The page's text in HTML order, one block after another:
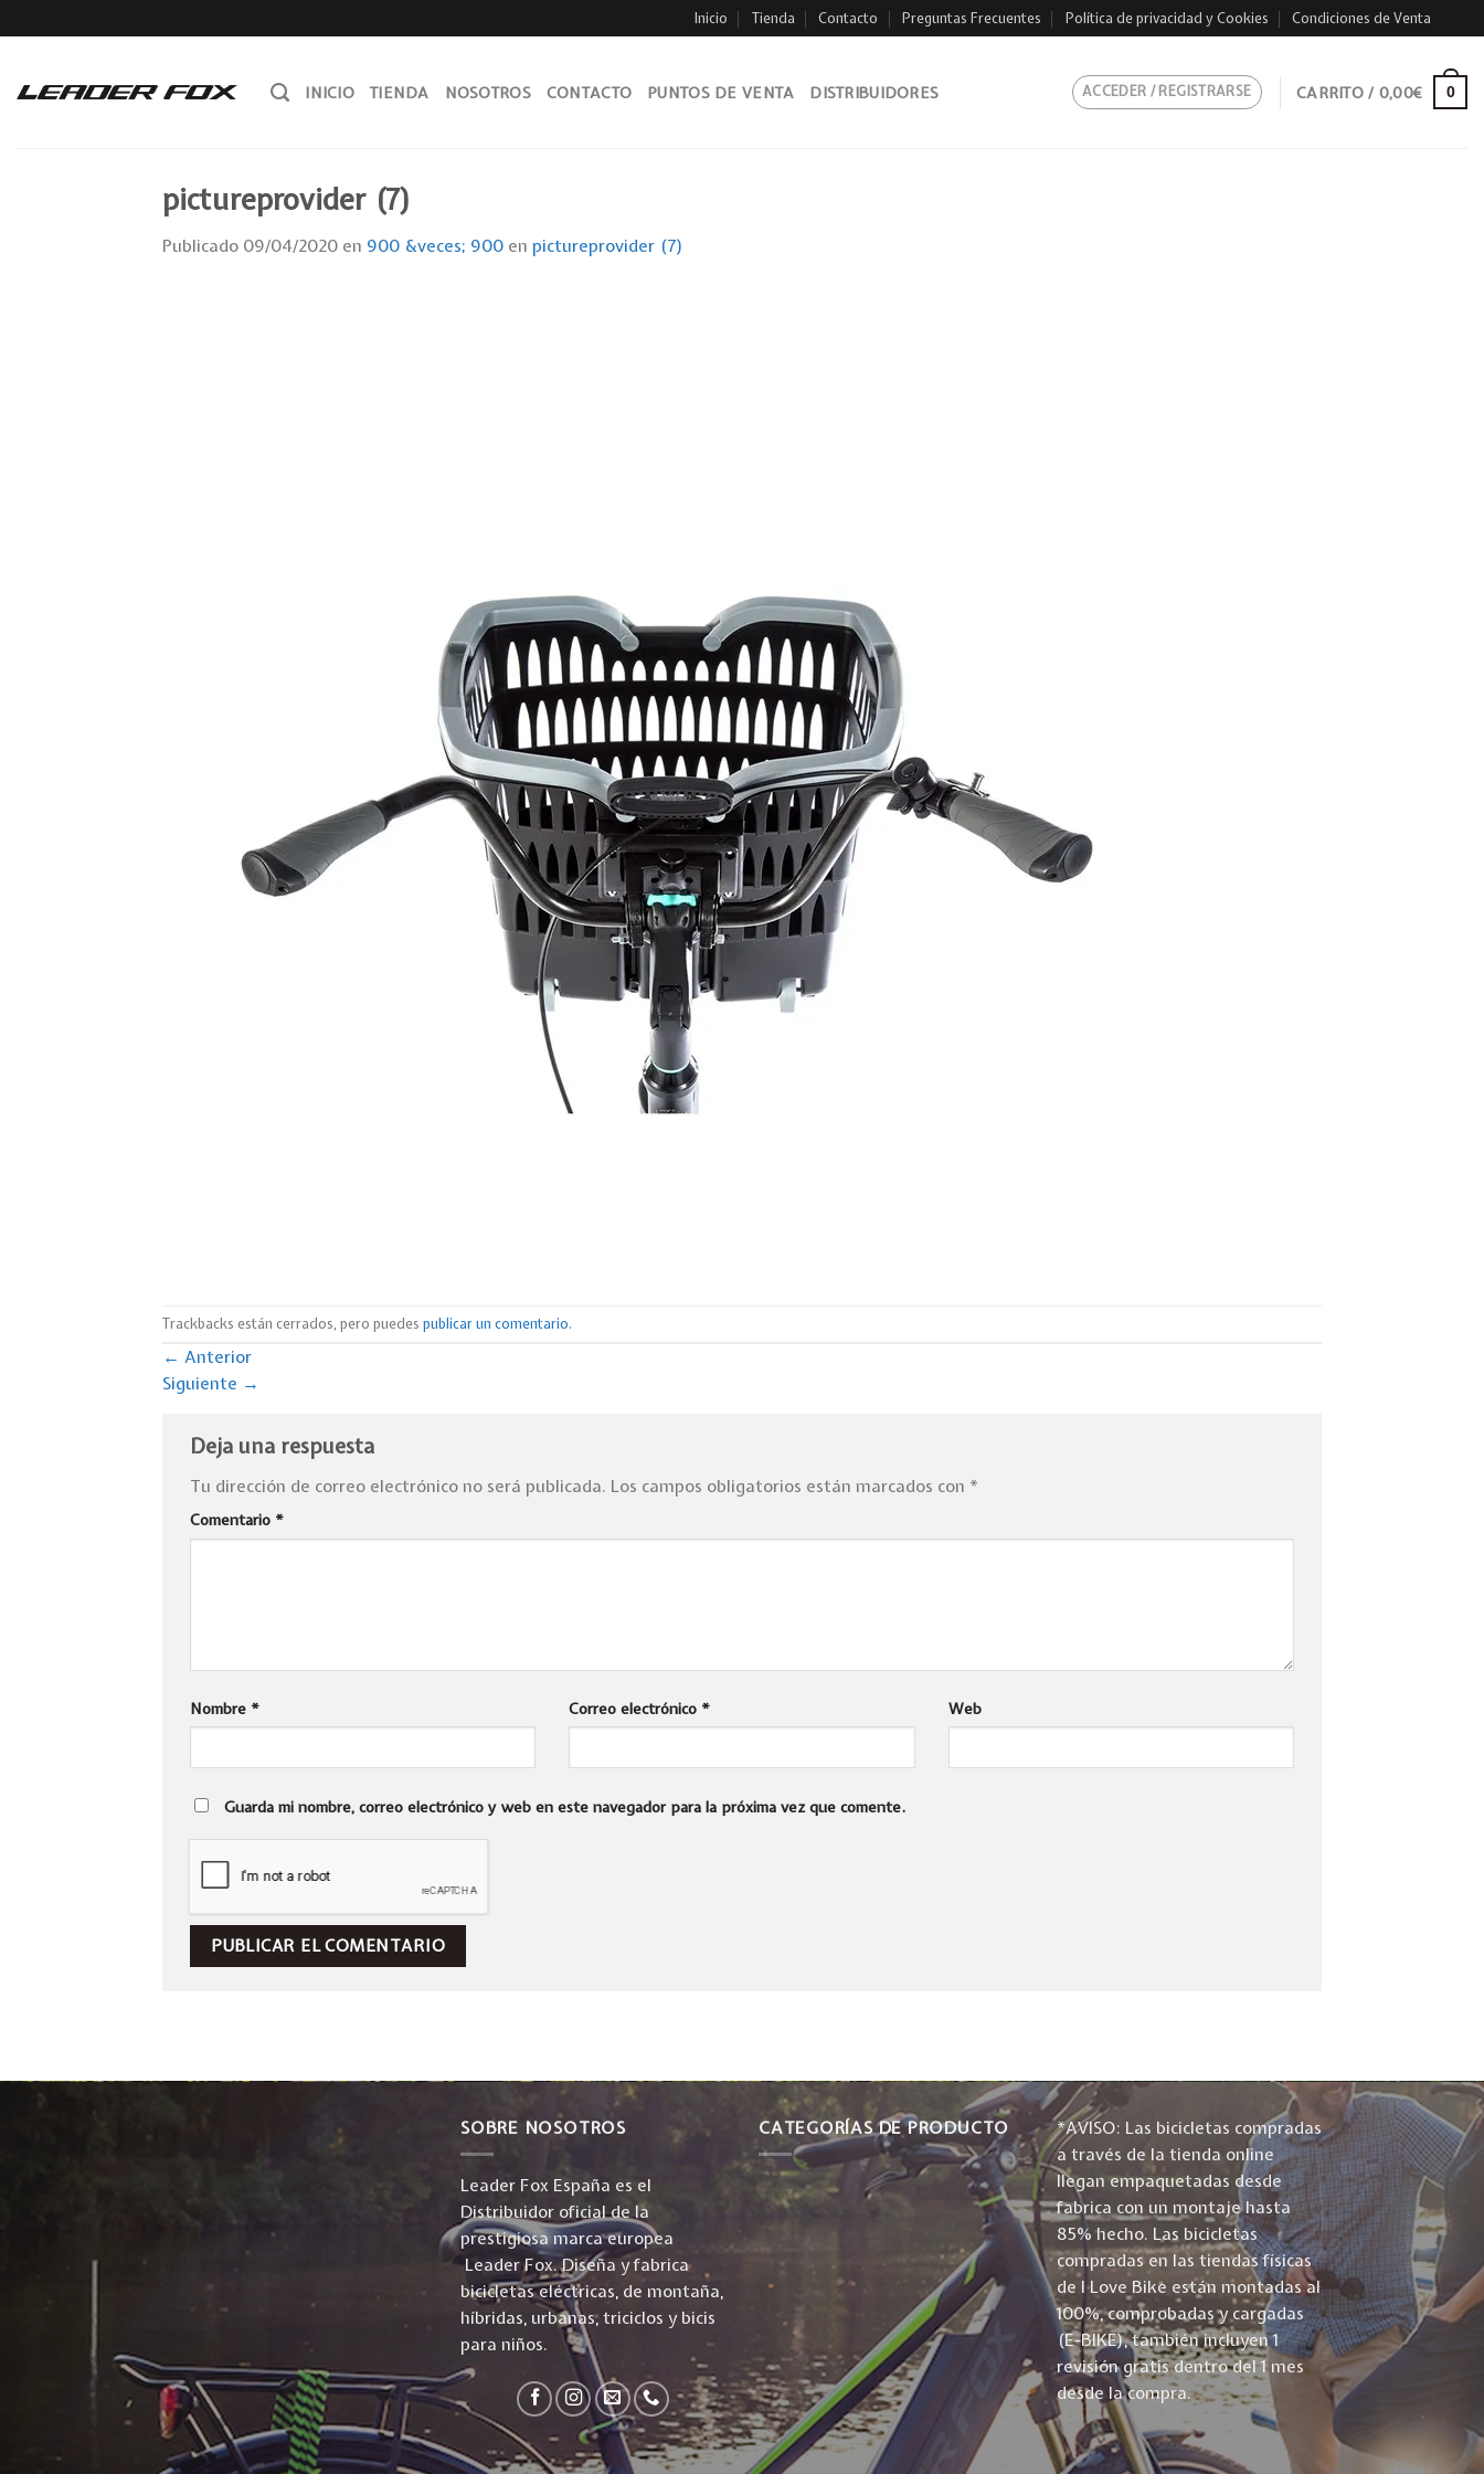
to
Inicio Tienda Contacto Preguntas Frecuentes Política de privacidad y Cookies Condiciones de Venta
INICIO TIENDA NOSOTROS CONTACTO PUNTOS DE VENTA DISTRIBUIDORES ACCEDER / REGISTRARSE CARRITO / 0,00€ 0
pictureprovider (7)
Publicado 09/04/2020 en 900 &veces; 900 en pictureprovider (7)
Trackbacks están cerrados, pero puedes publicar un comentario.
← Anterior
Siguiente →
Deja una respuesta
Tu dirección de correo electrónico no será publicada. Los campos obligatorios están marcados con *
Comentario *
Nombre * Correo electrónico * Web
Guarda mi nombre, correo electrónico y web en este navegador para la próxima vez que comente.
SOBRE NOSOTROS
Leader Fox España es el
Distribuidor oficial de la
prestigiosa marca europea
Leader Fox. Diseña y fabrica
bicicletas eléctricas, de montaña,
híbridas, urbanas, triciclos y bicis
para niños.
CATEGORÍAS DE PRODUCTO
*AVISO: Las bicicletas compradas
a través de la tienda online
llegan empaquetadas desde
fabrica con un montaje hasta
85% hecho. Las bicicletas
compradas en las tiendas físicas
de I Love Bike están montadas al
100%, comprobadas y cargadas
(E-BIKE), también incluyen 1
revisión gratis dentro del 1 mes
desde la compra.